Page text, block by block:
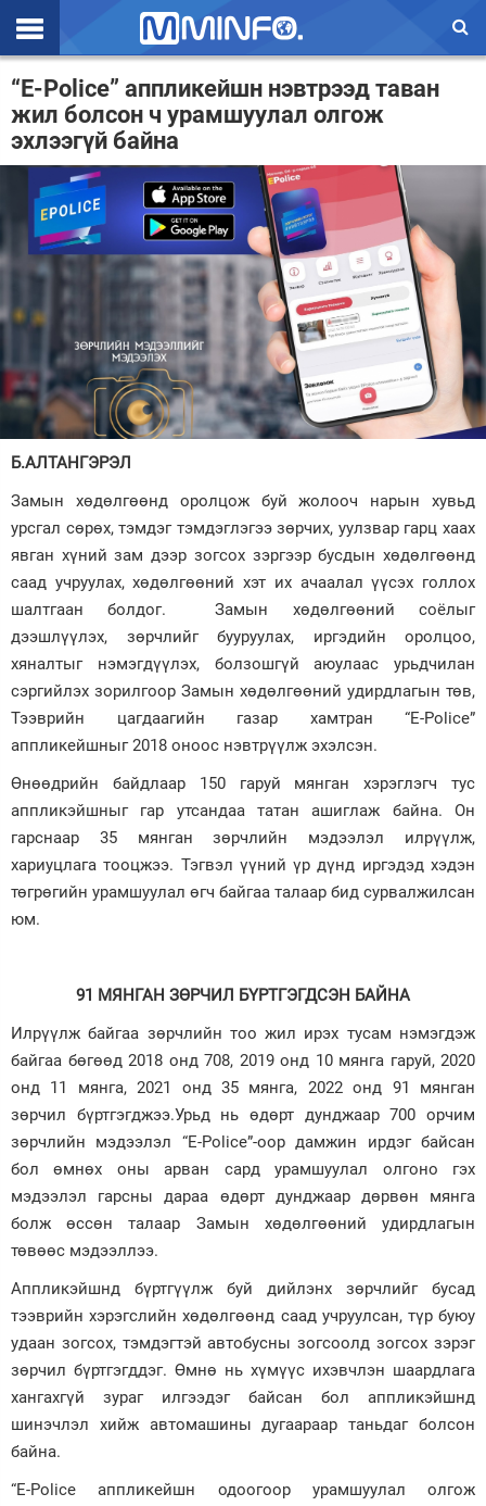
Эхлэл
Цаг агаар
Валют ханш
Улс төр
Эдийн засаг
Үзэл бодол
Нийгэм
Дэлхий
Зурхай
“E-Police” аппликейшн нэвтрээд таван
жил болсон ч урамшуулал олгож
эхлээгүй байна
Б.АЛТАНГЭРЭЛ
Замын хөдөлгөөнд оролцож буй жолооч нарын хувьд
урсгал сөрөх, тэмдэг тэмдэглэгээ зөрчих, уулзвар гарц хаах
явган хүний зам дээр зогсох зэргээр бусдын хөдөлгөөнд
саад учруулах, хөдөлгөөний хэт их ачаалал үүсэх голлох
шалтгаан болдог. Замын хөдөлгөөний соёлыг
дээшлүүлэх, зөрчлийг бууруулах, иргэдийн оролцоо,
хяналтыг нэмэгдүүлэх, болзошгүй аюулаас урьдчилан
сэргийлэх зорилгоор Замын хөдөлгөөний удирдлагын төв,
Тээврийн цагдаагийн газар хамтран “E-Police”
аппликейшныг 2018 оноос нэвтрүүлж эхэлсэн.
Өнөөдрийн байдлаар 150 гаруй мянган хэрэглэгч тус
аппликэйшныг гар утсандаа татан ашиглаж байна. Он
гарснаар 35 мянган зөрчлийн мэдээлэл илрүүлж,
хариуцлага тооцжээ. Тэгвэл үүний үр дүнд иргэдэд хэдэн
төгрөгийн урамшуулал өгч байгаа талаар бид сурвалжилсан
юм.
91 МЯНГАН ЗӨРЧИЛ БҮРТГЭГДСЭН БАЙНА
Илрүүлж байгаа зөрчлийн тоо жил ирэх тусам нэмэгдэж
байгаа бөгөөд 2018 онд 708, 2019 онд 10 мянга гаруй, 2020
онд 11 мянга, 2021 онд 35 мянга, 2022 онд 91 мянган
зөрчил бүртгэгджээ.Урьд нь өдөрт дунджаар 700 орчим
зөрчлийн мэдээлэл “E-Police”-оор дамжин ирдэг байсан
бол өмнөх оны арван сард урамшуулал олгоно гэх
мэдээлэл гарсны дараа өдөрт дунджаар дөрвөн мянга
болж өссөн талаар Замын хөдөлгөөний удирдлагын
төвөөс мэдээллээ.
Аппликэйшнд бүртгүүлж буй дийлэнх зөрчлийг бусад
тээврийн хэрэгслийн хөдөлгөөнд саад учруулсан, түр буюу
удаан зогсох, тэмдэгтэй автобусны зогсоолд зогсох зэрэг
зөрчил бүртгэгддэг. Өмнө нь хүмүүс ихэвчлэн шаардлага
хангахгүй зураг илгээдэг байсан бол аппликэйшнд
шинэчлэл хийж автомашины дугаараар таньдаг болсон
байна.
“E-Police аппликейшн одоогоор урамшуулал олгож